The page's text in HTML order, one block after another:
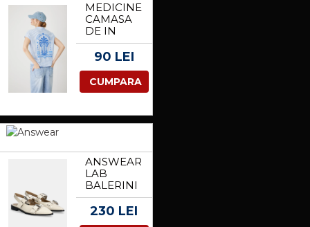
MEDICINE
CAMASA
DE IN
FEMEI, CU
GULER
RELAXED
90 LEI
CUMPARA
ANSWEAR
LAB
BALERINI
DE PIELE
CULOAREA
230 LEI